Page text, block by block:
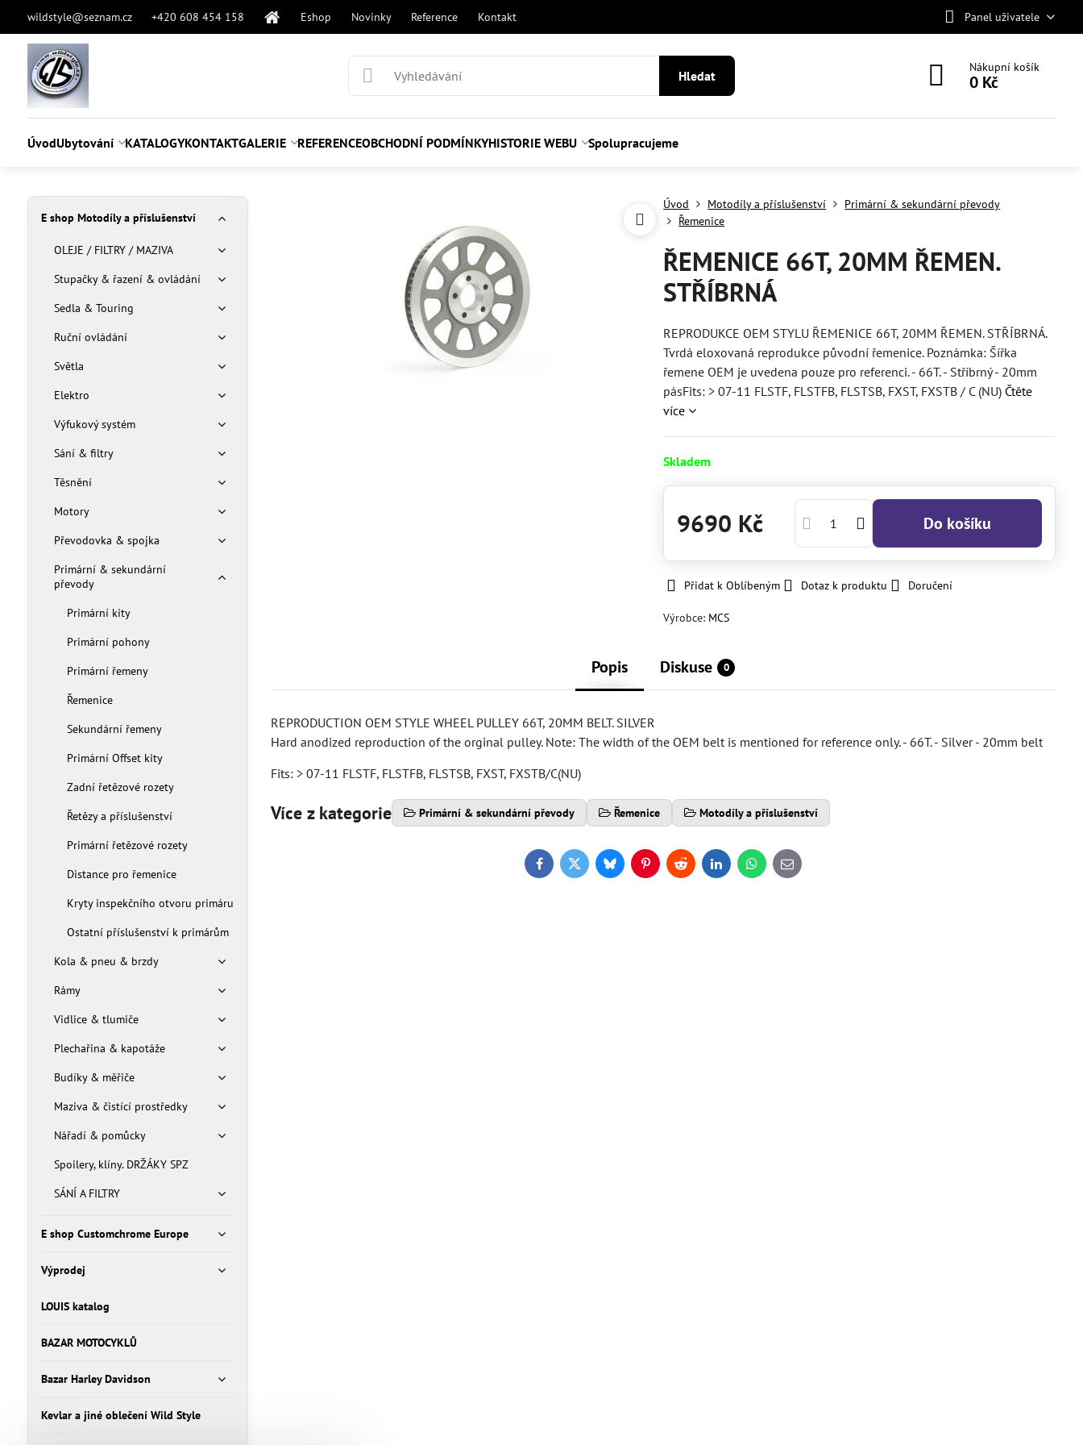
wildstyle@seznam.cz +420 608 454 158 Eshop Novinky Reference Kontakt Panel uživatele
Hledat
Nákupní košík
0 Kč
ÚvodUbytování KATALOGYKONTAKTGALERIE REFERENCEOBCHODNÍ PODMÍNKYHISTORIE WEBU Spolupracujeme
Úvod Motodíly a příslušenství
Primární & sekundární převody
Řemenice
ŘEMENICE 66T, 20MM ŘEMEN.
STŘÍBRNÁ
REPRODUKCE OEM STYLU ŘEMENICE 66T, 20MM ŘEMEN. STŘÍBRNÁ.
Tvrdá eloxovaná reprodukce původní řemenice. Poznámka: Šířka
řemene OEM je uvedena pouze pro referenci. - 66T. - Stříbrný - 20mm
pásFits: > 07-11 FLSTF, FLSTFB, FLSTSB, FXST, FXSTB / C (NU) Čtěte
více
Skladem
9690 Kč Do košíku
Přidat k Oblíbeným Dotaz k produktu Doručení
Výrobce: MCS
Popis Diskuse 0
REPRODUCTION OEM STYLE WHEEL PULLEY 66T, 20MM BELT. SILVER
Hard anodized reproduction of the orginal pulley. Note: The width of the OEM belt is mentioned for reference only. - 66T. - Silver - 20mm belt
Fits: > 07-11 FLSTF, FLSTFB, FLSTSB, FXST, FXSTB/C(NU)
Více z kategorie Primární & sekundární převody Řemenice Motodíly a příslušenství
FacebookTwitterBlueskyPinterestRedditLinkedInWhatsApp
E-
mail
E shop Motodíly a příslušenství
OLEJE / FILTRY / MAZIVA
Stupačky & řazení & ovládání
Sedla & Touring
Ruční ovládání
Světla
Elektro
Výfukový systém
Sání & filtry
Těsnění
Motory
Převodovka & spojka
Primární & sekundární
převody
Primární kity
Primární pohony
Primární řemeny
Řemenice
Sekundární řemeny
Primární Offset kity
Zadní řetězové rozety
Řetězy a příslušenství
Primární řetězové rozety
Distance pro řemenice
Kryty inspekčního otvoru primáru
Ostatní příslušenství k primárům
Kola & pneu & brzdy
Rámy
Vidlice & tlumiče
Plechařina & kapotáže
Budíky & měřiče
Maziva & čistící prostředky
Nářadí & pomůcky
Spoilery, klíny. DRŽÁKY SPZ
SÁNÍ A FILTRY
E shop Customchrome Europe
Výprodej
LOUIS katalog
BAZAR MOTOCYKLŮ
Bazar Harley Davidson
Kevlar a jiné oblečení Wild Style